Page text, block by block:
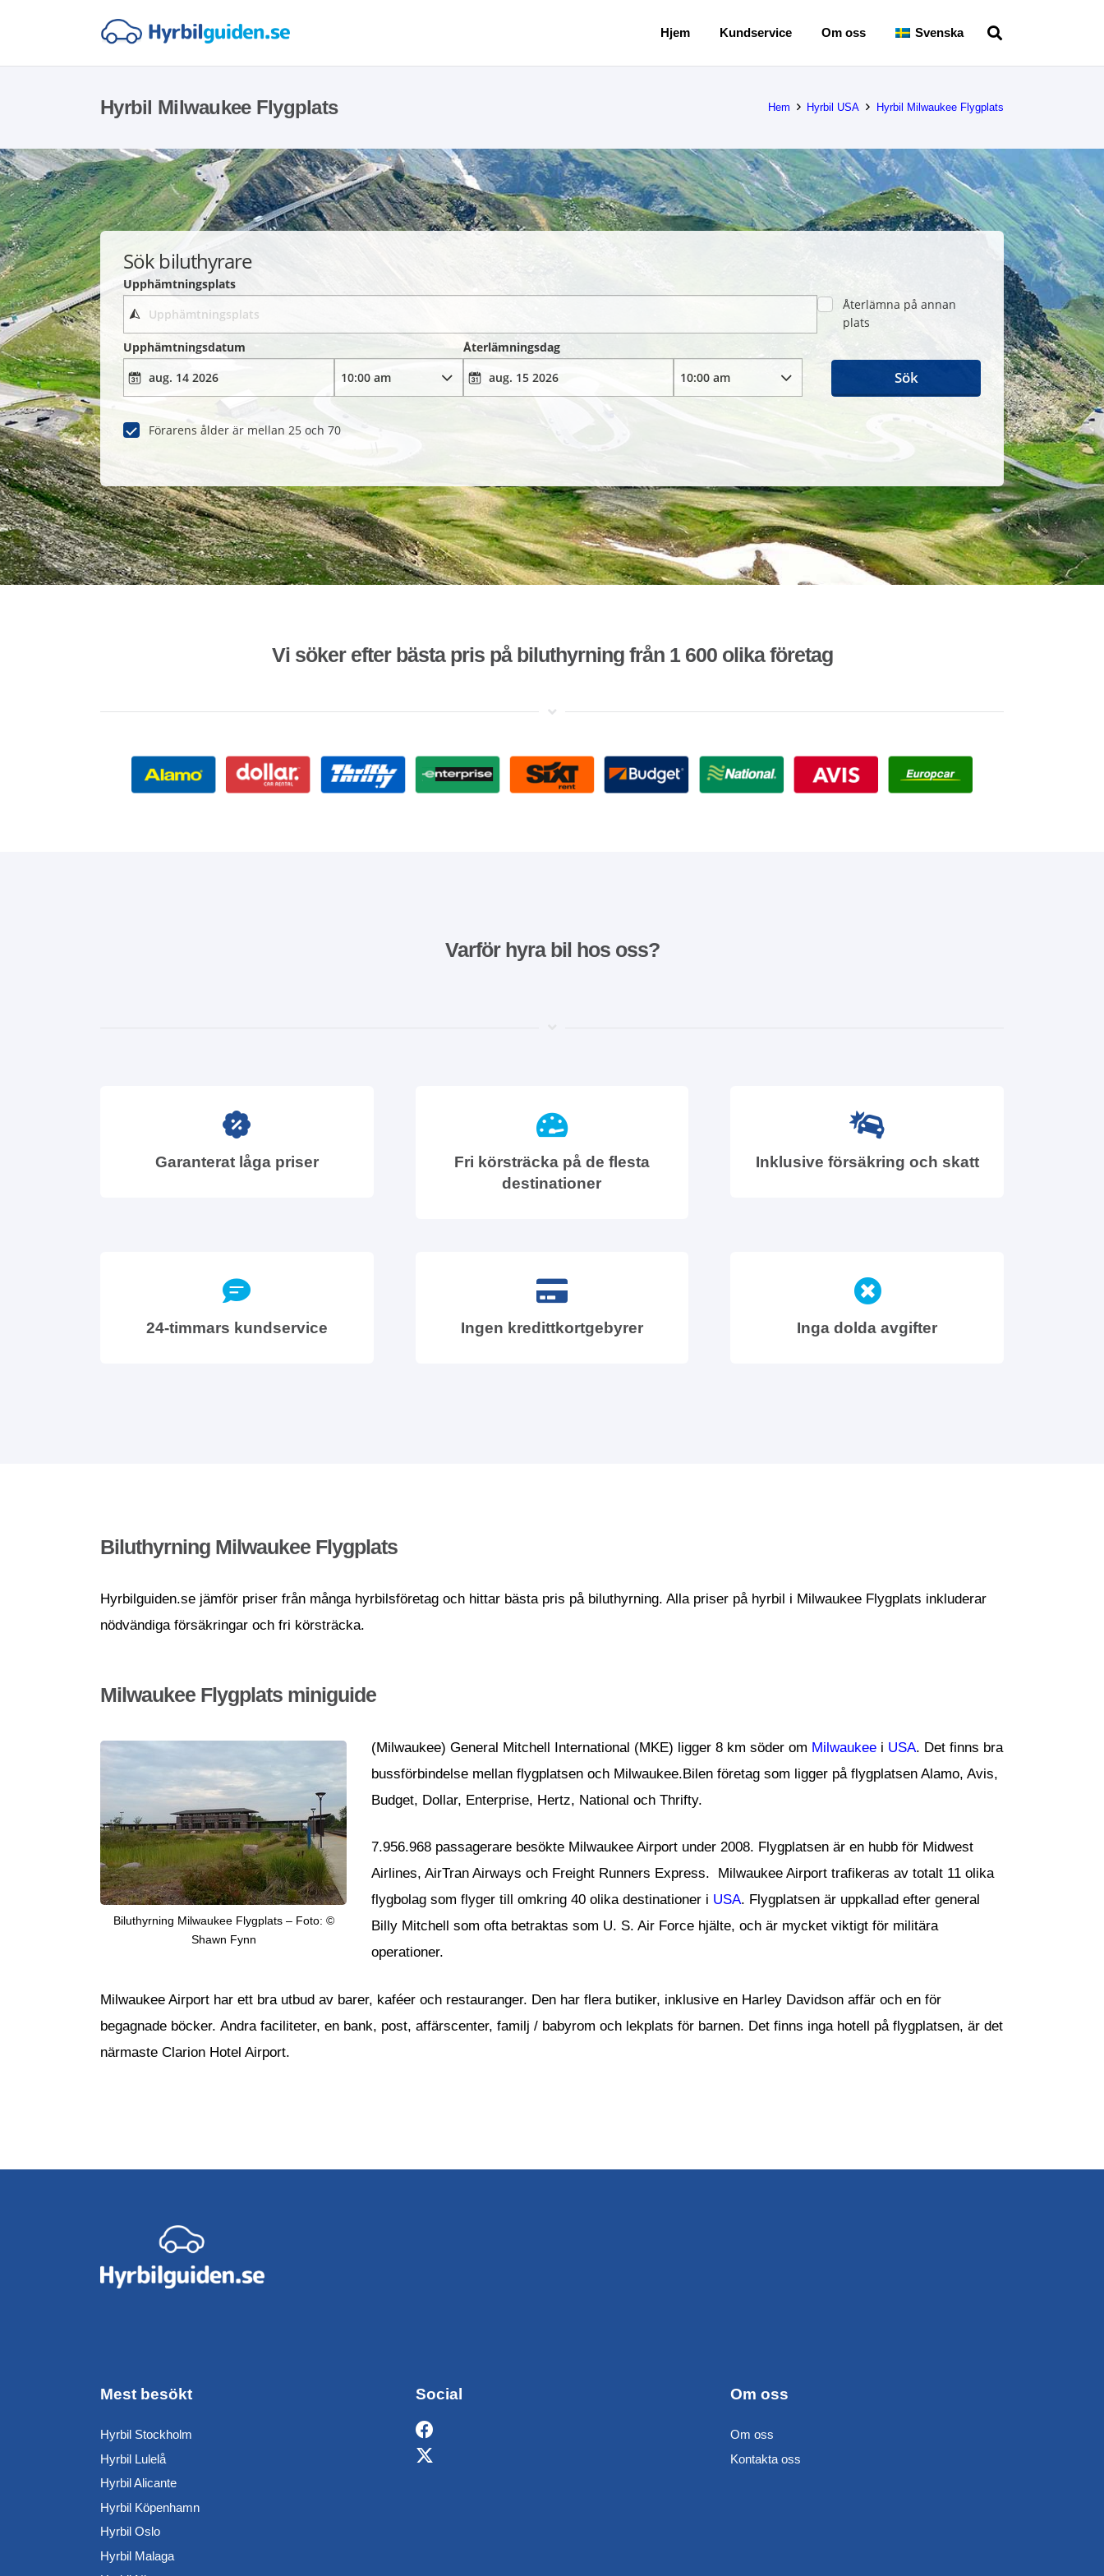
Hjem Kundservice Om oss Svenska
Hyrbil Milwaukee Flygplats Hem Hyrbil USA Hyrbil Milwaukee Flygplats
Sök biluthyrare
Upphämtningsplats
Återlämna på annan
plats
Upphämtningsdatum
Återlämningsdag
Förarens ålder är mellan 25 och 70
Sök
Vi söker efter bästa pris på biluthyrning från 1 600 olika företag
Varför hyra bil hos oss?
Garanterat låga priser
Fri körsträcka på de flesta
destinationer
Inklusive försäkring och skatt
24-timmars kundservice Ingen kredittkortgebyrer Inga dolda avgifter
Biluthyrning Milwaukee Flygplats
Hyrbilguiden.se jämför priser från många hyrbilsföretag och hittar bästa pris på biluthyrning. Alla priser på hyrbil i Milwaukee Flygplats inkluderar
nödvändiga försäkringar och fri körsträcka.
Milwaukee Flygplats miniguide
Biluthyrning Milwaukee Flygplats – Foto: ©
Shawn Fynn
(Milwaukee) General Mitchell International (MKE) ligger 8 km söder om Milwaukee i USA. Det finns bra
bussförbindelse mellan flygplatsen och Milwaukee.Bilen företag som ligger på flygplatsen Alamo, Avis,
Budget, Dollar, Enterprise, Hertz, National och Thrifty.
7.956.968 passagerare besökte Milwaukee Airport under 2008. Flygplatsen är en hubb för Midwest
Airlines, AirTran Airways och Freight Runners Express. Milwaukee Airport trafikeras av totalt 11 olika
flygbolag som flyger till omkring 40 olika destinationer i USA. Flygplatsen är uppkallad efter general
Billy Mitchell som ofta betraktas som U. S. Air Force hjälte, och är mycket viktigt för militära
operationer.
Milwaukee Airport har ett bra utbud av barer, kaféer och restauranger. Den har flera butiker, inklusive en Harley Davidson affär och en för
begagnade böcker. Andra faciliteter, en bank, post, affärscenter, familj / babyrom och lekplats för barnen. Det finns inga hotell på flygplatsen, är det
närmaste Clarion Hotel Airport.
Mest besökt
Hyrbil Stockholm
Hyrbil Lulelå
Hyrbil Alicante
Hyrbil Köpenhamn
Hyrbil Oslo
Hyrbil Malaga
Social Om oss
Om oss
Kontakta oss